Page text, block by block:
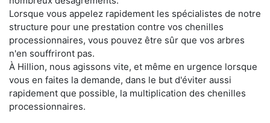
Lorsque vous appelez rapidement les spécialistes de notre
structure pour une prestation contre vos chenilles
processionnaires, vous pouvez être sûr que vos arbres
n'en souffriront pas.
À Hillion, nous agissons vite, et même en urgence lorsque
vous en faites la demande, dans le but d'éviter aussi
rapidement que possible, la multiplication des chenilles
processionnaires.